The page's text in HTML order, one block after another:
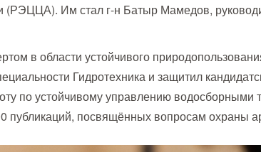
(РЭЦЦА). Им стал г-н Батыр Мамедов,
в области устойчивого
Гидротехника и защитил
по устойчивому управлению
публикаций, посвящённых вопросам охраны